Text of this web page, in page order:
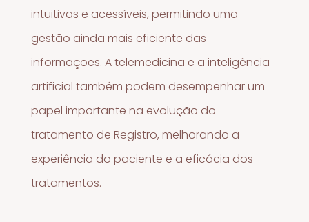
intuitivas e acessíveis, permitindo uma
gestão ainda mais eficiente das
informações. A telemedicina e a inteligência
artificial também podem desempenhar um
papel importante na evolução do
tratamento de Registro, melhorando a
experiência do paciente e a eficácia dos
tratamentos.